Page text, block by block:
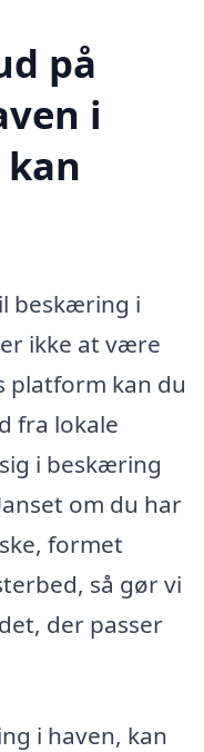
på
i
kan
beskæring i
ikke at være
platform kan du
fra lokale
i beskæring
om du har
formet
så gør vi
der passer
i haven, kan